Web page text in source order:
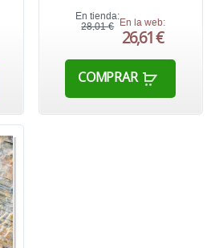
En tienda:
28,01 € En la web:
26,61 €
COMPRAR